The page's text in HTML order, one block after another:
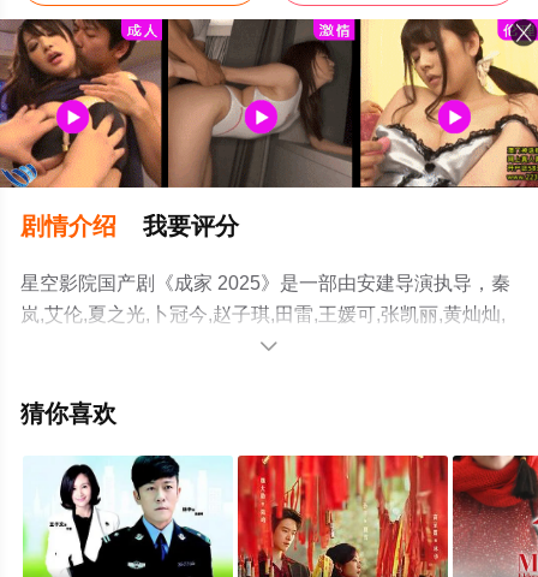
剧情介绍 我要评分
星空影院国产剧《成家 2025》是一部由安建导演执导，秦
岚,艾伦,夏之光,卜冠今,赵子琪,田雷,王媛可,张凯丽,黄灿灿,
刘冬沁,宋妍霏,郭晓东,沈梦辰,吴优,哈妮克孜,林枫松,高晓
陈伟栋,王艺哲,朱轩霆等演员精彩演绎的中国大陆电视剧，
减完整版电视剧全集就上星空影视，更多相关信息可移步
至豆瓣电视剧、电视猫或剧情网等平台了解。

猜你喜欢